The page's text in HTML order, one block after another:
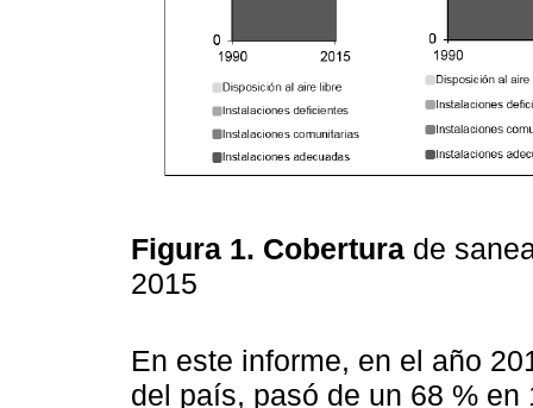
Figura 1. Cobertura de
2015
En este informe, en el año
del país, pasó de un 68 %